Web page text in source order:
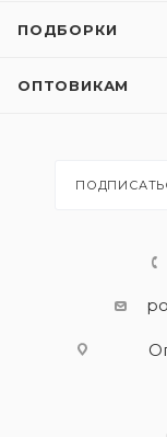
ПОДБОРКИ
ОПТОВИКАМ